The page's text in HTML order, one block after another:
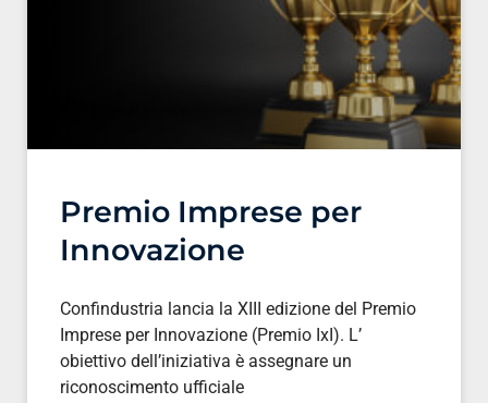
Premio Imprese per
Innovazione
Confindustria lancia la XIII edizione del Premio
Imprese per Innovazione (Premio IxI). L’
obiettivo dell’iniziativa è assegnare un
riconoscimento ufficiale